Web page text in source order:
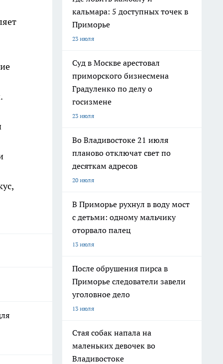
кальмара: 5 доступных точек в
Приморье
23 июля
Суд в Москве арестовал
приморского бизнесмена
Градуленко по делу о
госизмене
23 июля
Во Владивостоке 21 июля
планово отключат свет по
десяткам адресов
20 июля
В Приморье рухнул в воду мост
с детьми: одному мальчику
оторвало палец
13 июля
После обрушения пирса в
Приморье следователи завели
уголовное дело
13 июля
Стая собак напала на
маленьких девочек во
Владивостоке